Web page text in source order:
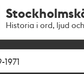
Historia i ord, ljud